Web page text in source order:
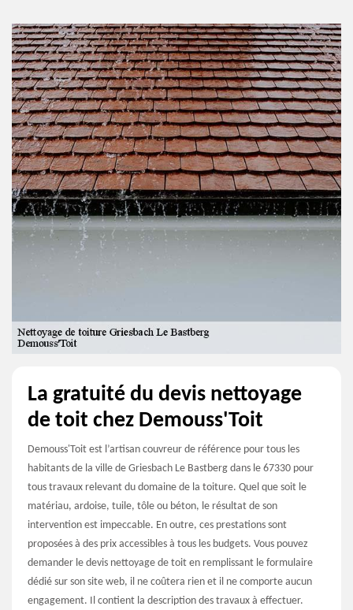
La gratuité du devis nettoyage
de toit chez Demouss'Toit
Demouss'Toit est l’artisan couvreur de référence pour tous les
habitants de la ville de Griesbach Le Bastberg dans le 67330 pour
tous travaux relevant du domaine de la toiture. Quel que soit le
matériau, ardoise, tuile, tôle ou béton, le résultat de son
intervention est impeccable. En outre, ces prestations sont
proposées à des prix accessibles à tous les budgets. Vous pouvez
demander le devis nettoyage de toit en remplissant le formulaire
dédié sur son site web, il ne coûtera rien et il ne comporte aucun
engagement. Il contient la description des travaux à effectuer.